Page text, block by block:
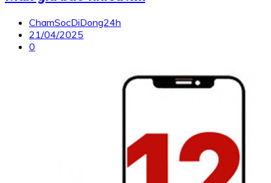
ChamSocDiDong24h
21/04/2025
0